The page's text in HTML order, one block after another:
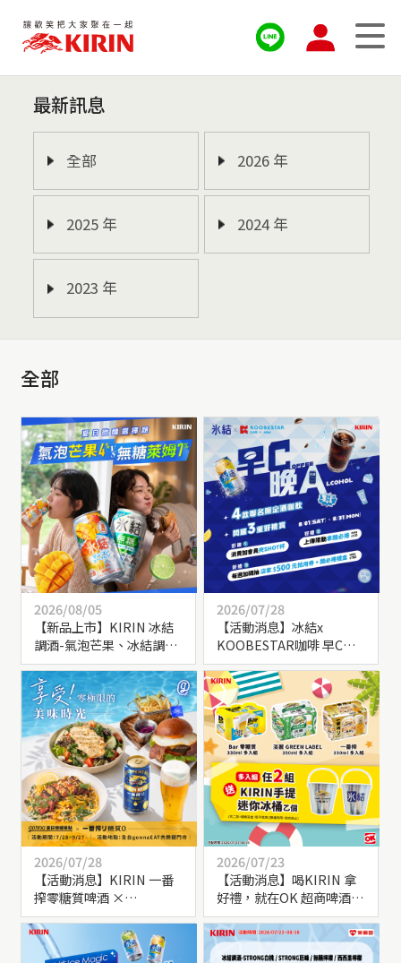
最新訊息
全部 2026 年
2025 年 2024 年
2023 年
全部
2026/08/05
【新品上市】KIRIN 冰結
調酒-氣泡芒果、冰結調
酒-無糖萊姆 期間限定上
市！
2026/07/28
【活動消息】冰結x
KOOBESTAR咖啡 早C晚A
聯名
2026/07/28
【活動消息】KIRIN 一番
搾零糖質啤酒 ×
gonnaEAT 共樂遊 夏日輕
盈聯手！
2026/07/23
【活動消息】喝KIRIN 拿
好禮，就在OK 超商啤酒
節！買KIRIN 麒麟啤酒指
定品項送實用好物